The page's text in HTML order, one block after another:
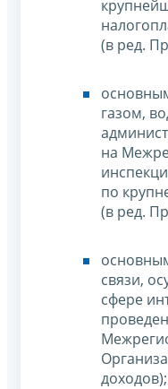
(в ред.
газом,
на
по
(в ред.
связи,
сфере
доходов);